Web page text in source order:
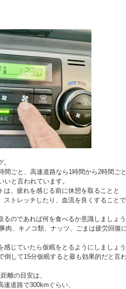
間ごと、高速道路なら1時間から2時間ご
と言われています。
は、疲れを感じる前に休憩を取ることと
ストレッチしたり、血流を良くすること
るのであれば何を食べるか意識しましょ
肉、キノコ類、ナッツ、ごまは疲労回復
感じていたら仮眠をとるようにしましょ
倒して15分仮眠すると最も効果的だと言
離の目安は、
道路で300kmぐらい、